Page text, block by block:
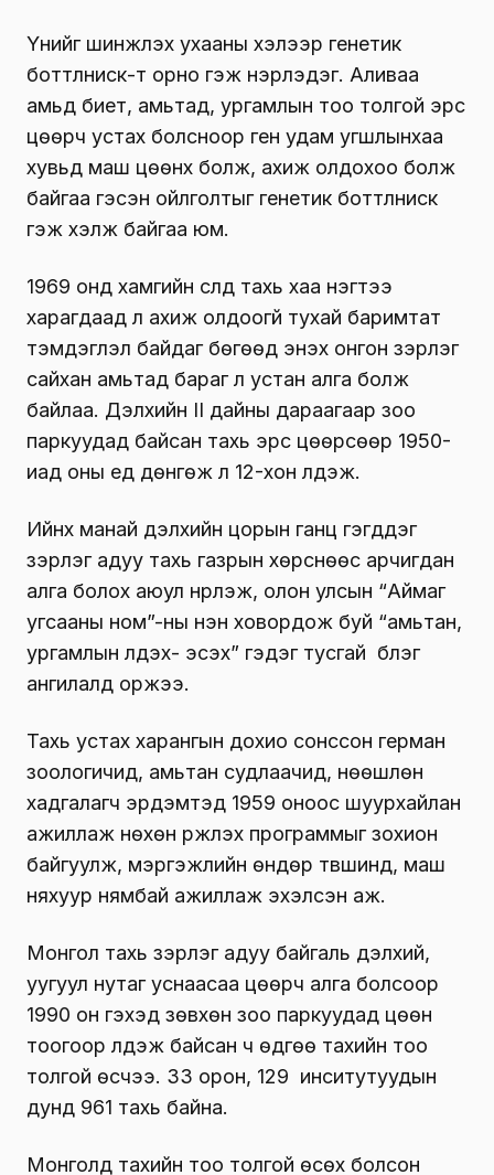
Үүнийг шинжлэх ухааны хэлээр генетик
боттлниск-т орно гэж нэрлэдэг. Аливаа
амьд биет, амьтад, ургамлын тоо толгой эрс
цөөрч устах болсноор ген удам угшлынхаа
хувьд маш цөөнх болж, ахиж олдохоо болж
байгаа гэсэн ойлголтыг генетик боттлниск
гэж хэлж байгаа юм.
1969 онд хамгийн сүүлд тахь хаа нэгтээ
харагдаад л ахиж олдоогүй тухай баримтат
тэмдэглэл байдаг бөгөөд энэхүү онгон зэрлэг
сайхан амьтад бараг л устан алга болж
байлаа. Дэлхийн II дайны дараагаар зоо
паркуудад байсан тахь эрс цөөрсөөр 1950-
иад оны үед дөнгөж л 12-хон үлдэж.
Ийнхүү манай дэлхийн цорын ганц гэгддэг
зэрлэг адуу тахь газрын хөрснөөс арчигдан
алга болох аюул нүүрлэж, олон улсын “Аймаг
угсааны ном”-ны нэн ховордож буй “амьтан,
ургамлын үлдэх- эсэх” гэдэг тусгай бүлэг
ангилалд оржээ.
Тахь устах харангын дохио сонссон герман
зоологичид, амьтан судлаачид, нөөшлөн
хадгалагч эрдэмтэд 1959 оноос шуурхайлан
ажиллаж нөхөн үржүүлэх программыг зохион
байгуулж, мэргэжлийн өндөр түвшинд, маш
няхуур нямбай ажиллаж эхэлсэн аж.
Монгол тахь зэрлэг адуу байгаль дэлхий,
уугуул нутаг уснаасаа цөөрч алга болсоор
1990 он гэхэд зөвхөн зоо паркуудад цөөн
тоогоор үлдэж байсан ч өдгөө тахийн тоо
толгой өсчээ. 33 орон, 129 инситутуудын
дунд 961 тахь байна.
Монголд тахийн тоо толгой өсөх болсон